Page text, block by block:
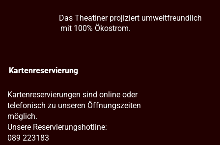
Das Theatiner projiziert umweltfreundlich
mit 100% Ökostrom.
Kartenreservierung
Kartenreservierungen sind online oder
telefonisch zu unseren Öffnungszeiten
möglich.
Unsere Reservierungshotline:
089 223183